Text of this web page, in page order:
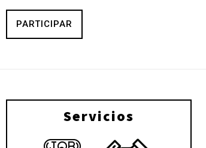
PARTICIPAR
Servicios